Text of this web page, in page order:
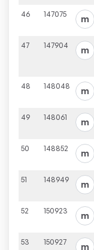
46 147075 m
47 147904 m
48 148048 m
49 148061 m
50 148852 m
51 148949 m
52 150923 m
53 150927 m